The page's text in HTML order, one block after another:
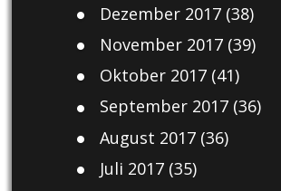
Dezember 2017(38)
November 2017(39)
Oktober 2017(41)
September 2017(36)
August 2017(36)
Juli 2017(35)